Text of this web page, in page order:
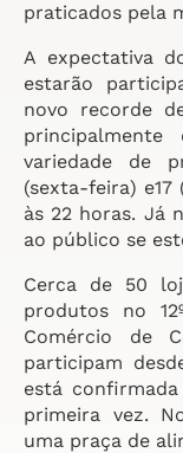
praticados pela
A expectativa
estarão
novo recorde
variedade de
(sexta-feira)
às 22 horas. Já
ao público se
Cerca de 50
produtos no
Comércio de
participam
está
primeira vez.
uma praça de